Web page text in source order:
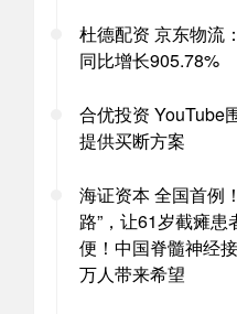
杜德配资 京东物流
同比增长905.78%
合优投资 YouTube
提供买断方案
海证资本 全国首例
路”，让61岁截瘫
便！中国脊髓神经
万人带来希望